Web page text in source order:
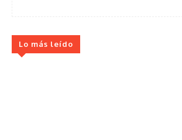
Lo más leído